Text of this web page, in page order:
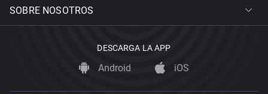
SOBRE NOSOTROS
DESCARGA LA APP
Android iOS